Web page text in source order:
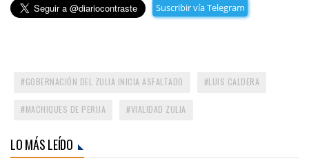
Suscribir vía Telegram
GOBERNACIÓN DEL ZULIA INICIA ASFALTADO LUIS CALDERA
MACHIQUES DE PERIJA VIALIDAD ZULIA
LO MÁS LEÍDO